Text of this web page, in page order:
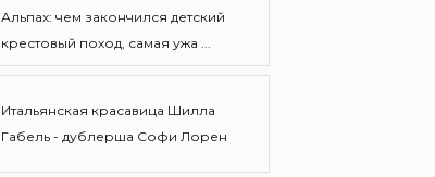
Альпах: чем закончился детский
крестовый поход, самая ужа ...
Итальянская красавица Шилла
Габель - дублерша Софи Лорен